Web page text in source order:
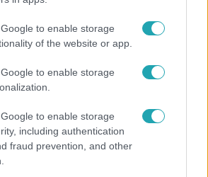
to enable storage
of the website or app.
to enable storage
to enable storage
including authentication
fraud prevention, and other
növény akár az ingatlanod